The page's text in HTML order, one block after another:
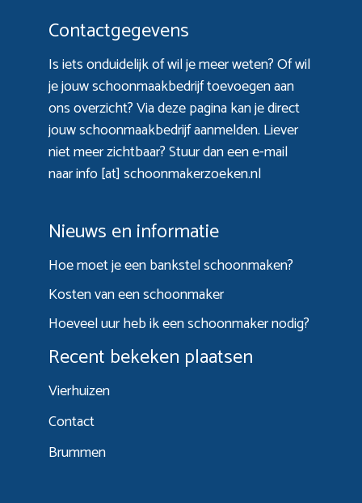
Contactgegevens
Is iets onduidelijk of wil je meer weten? Of wil
je jouw schoonmaakbedrijf toevoegen aan
ons overzicht? Viadeze paginakan je direct
jouw schoonmaakbedrijf aanmelden. Liever
niet meer zichtbaar? Stuur dan een e-mail
naar info [at] schoonmakerzoeken.nl
Nieuws en informatie
Hoe moet je een bankstel schoonmaken?
Kosten van een schoonmaker
Hoeveel uur heb ik een schoonmaker nodig?
Recent bekeken plaatsen
Vierhuizen
Contact
Brummen